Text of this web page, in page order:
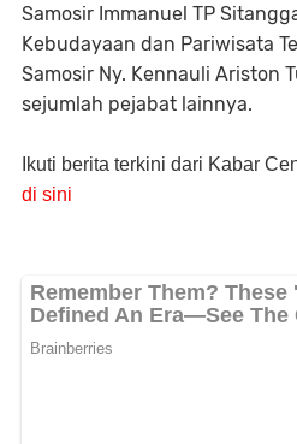
Samosir Immanuel TP
Kebudayaan dan Pariwisata
Samosir Ny. Kennauli Ariston
sejumlah pejabat lainnya.
Ikuti berita terkini dari Kabar
di sini